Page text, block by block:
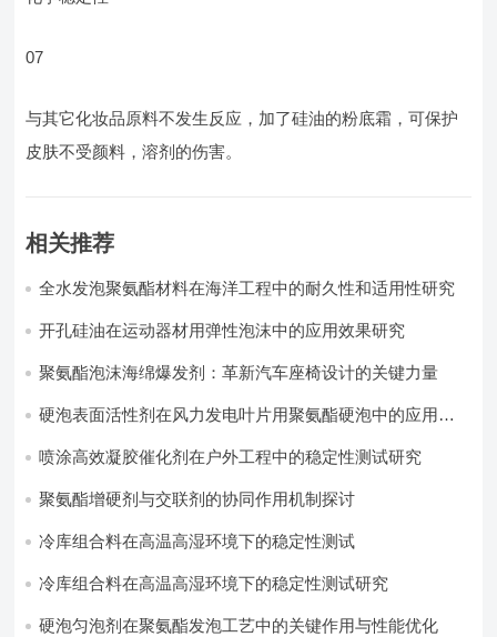
07
与其它化妆品原料不发生反应，加了硅油的粉底霜，可保护
皮肤不受颜料，溶剂的伤害。
相关推荐
全水发泡聚氨酯材料在海洋工程中的耐久性和适用性研究
开孔硅油在运动器材用弹性泡沫中的应用效果研究
聚氨酯泡沫海绵爆发剂：革新汽车座椅设计的关键力量​
硬泡表面活性剂在风力发电叶片用聚氨酯硬泡中的应用实
喷涂高效凝胶催化剂在户外工程中的稳定性测试研究
聚氨酯增硬剂与交联剂的协同作用机制探讨
冷库组合料在高温高湿环境下的稳定性测试​
冷库组合料在高温高湿环境下的稳定性测试研究
硬泡匀泡剂在聚氨酯发泡工艺中的关键作用与性能优化